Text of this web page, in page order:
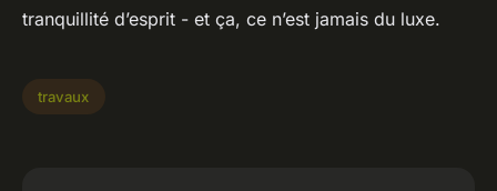
tranquillité d’esprit - et ça, ce n’est jamais du luxe.
travaux